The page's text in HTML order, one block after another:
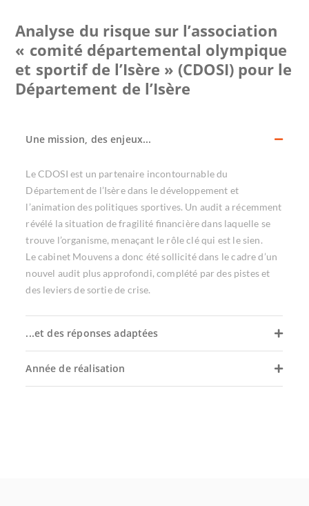
Analyse du risque sur l’association
« comité départemental olympique
et sportif de l’Isère » (CDOSI) pour le
Département de l’Isère
Une mission, des enjeux...
Le CDOSI est un partenaire incontournable du
Département de l’Isère dans le développement et
l’animation des politiques sportives. Un audit a récemment
révélé la situation de fragilité financière dans laquelle se
trouve l’organisme, menaçant le rôle clé qui est le sien.
Le cabinet Mouvens a donc été sollicité dans le cadre d’un
nouvel audit plus approfondi, complété par des pistes et
des leviers de sortie de crise.
...et des réponses adaptées
Année de réalisation